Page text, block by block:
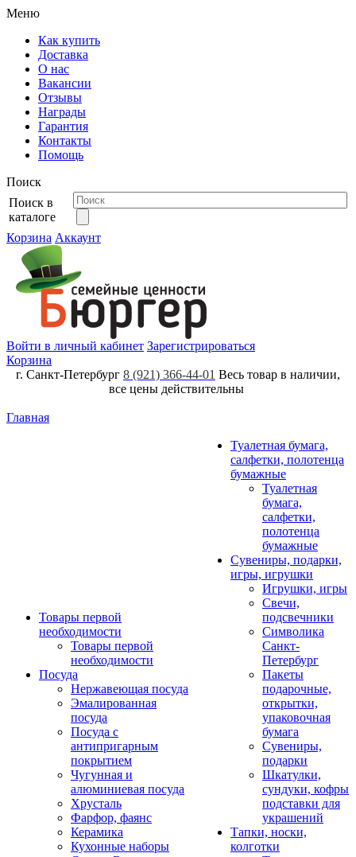
Меню
Как купить
Доставка
О нас
Вакансии
Отзывы
Награды
Гарантия
Контакты
Помощь
Поиск
Поиск в
каталоге
Корзина Аккаунт
Войти в личный кабинет Зарегистрироваться
Корзина
г. Санкт-Петербург 8 (921) 366-44-01 Весь товар в наличии,
все цены действительны
Главная
Товары первой
необходимости
Товары первой
необходимости
Посуда
Нержавеющая посуда
Эмалированная
посуда
Посуда с
антипригарным
покрытием
Чугунная и
алюминиевая посуда
Хрусталь
Фарфор, фаянс
Керамика
Кухонные наборы
Туалетная бумага,
салфетки, полотенца
бумажные
Туалетная
бумага,
салфетки,
полотенца
бумажные
Сувениры, подарки,
игры, игрушки
Игрушки, игры
Свечи,
подсвечники
Символика
Санкт-
Петербург
Пакеты
подарочные,
открытки,
упаковочная
бумага
Сувениры,
подарки
Шкатулки,
сундуки, кофры
подставки для
украшений
Тапки, носки,
колготки